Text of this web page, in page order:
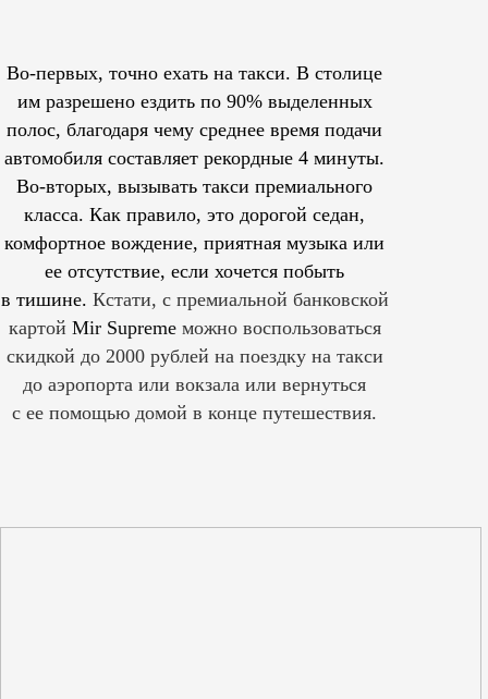
Во-первых, точно ехать на такси. В столице
им разрешеноездить по 90% выделенных
полос, благодаря чему среднее время подачи
автомобиля составляет рекордные 4 минуты.
Во-вторых, вызывать такси премиального
класса. Как правило, это дорогой седан,
комфортное вождение, приятная музыка или
ее отсутствие, если хочется побыть
в тишине. Кстати, с премиальной банковской
картой Mir Supreme можно воспользоваться
скидкой до 2000 рублей на поездку на такси
до аэропорта или вокзала или вернуться
с ее помощью домой в конце путешествия.